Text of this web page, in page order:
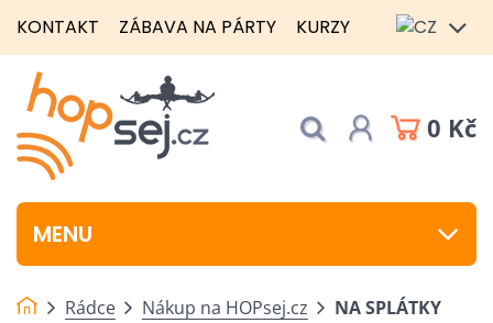
KONTAKT ZÁBAVA NA PÁRTY KURZY
0 Kč
MENU
Rádce Nákup na HOPsej.cz NA SPLÁTKY